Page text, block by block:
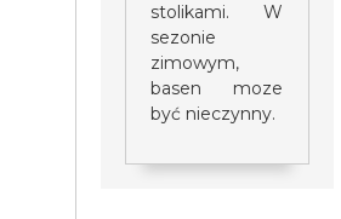
stolikami. W
sezonie
zimowym,
basen moze
być nieczynny.